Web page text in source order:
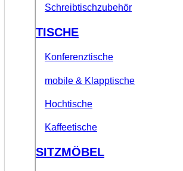
Schreibtischzubehör
TISCHE
Konferenztische
mobile & Klapptische
Hochtische
Kaffeetische
SITZMÖBEL